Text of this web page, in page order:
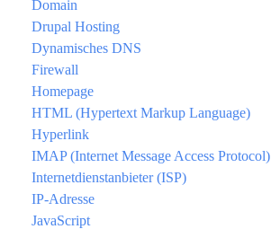
Domain
Drupal Hosting
Dynamisches DNS
Firewall
Homepage
HTML (Hypertext Markup Language)
Hyperlink
IMAP (Internet Message Access Protocol)
Internetdienstanbieter (ISP)
IP-Adresse
JavaScript